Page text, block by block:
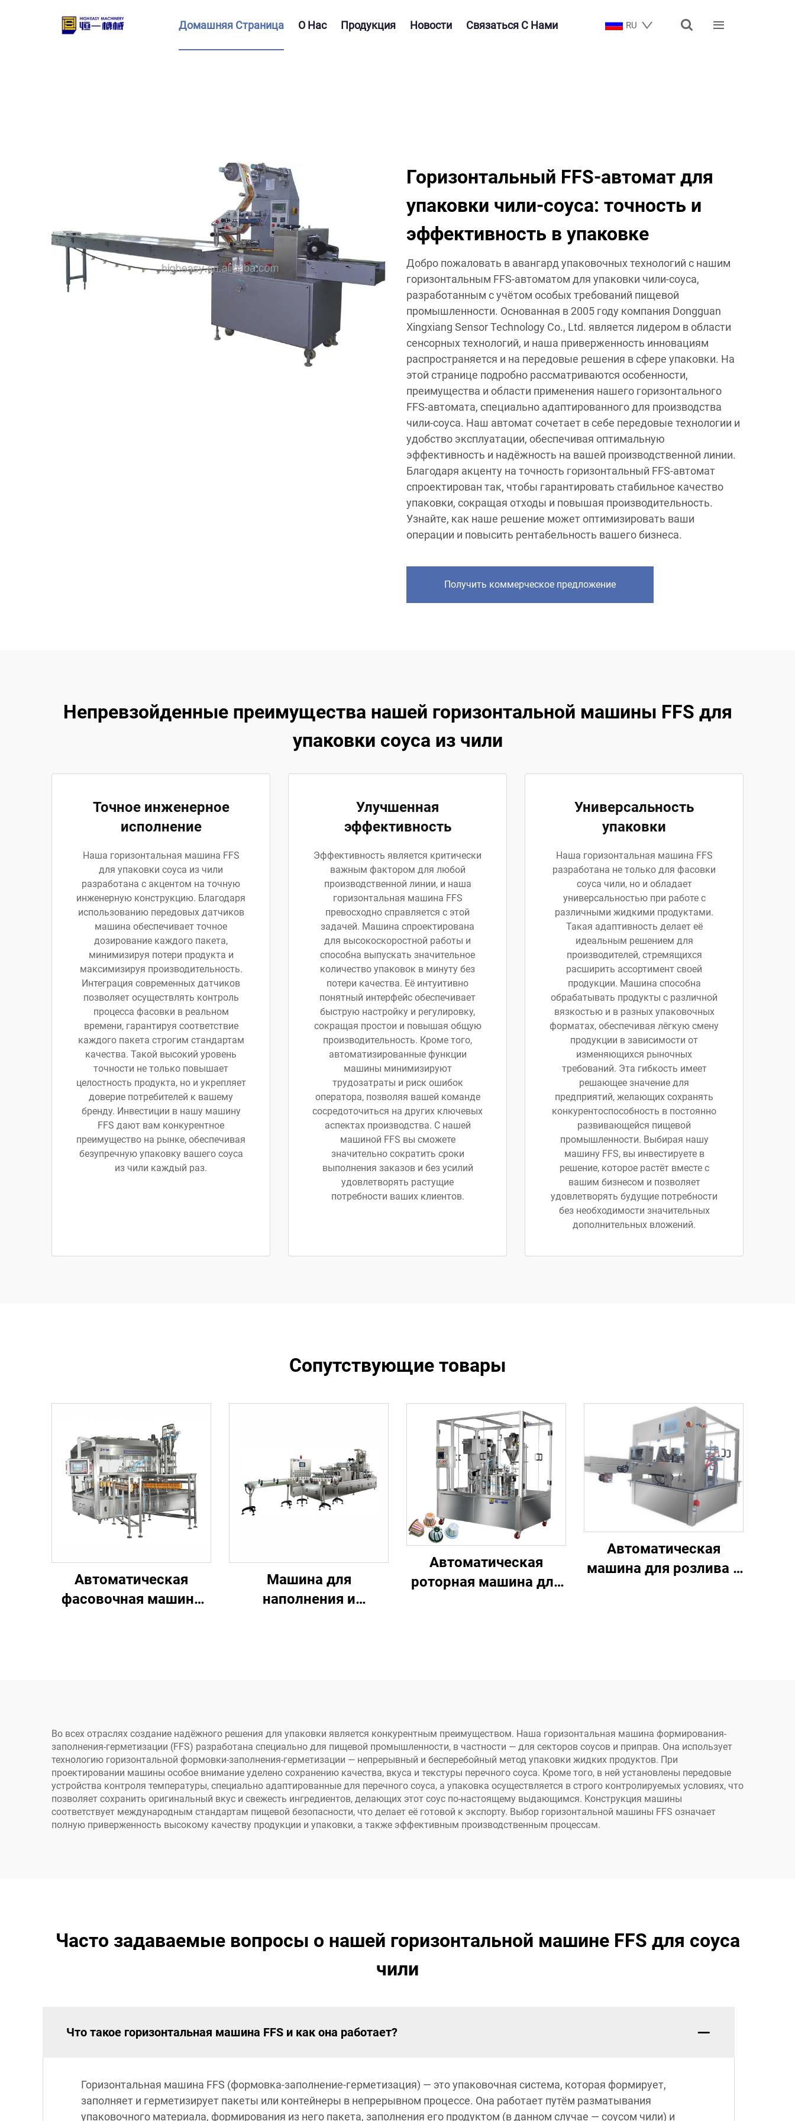
Домашняя Страница О Нас Продукция Новости Связаться С Нами RU  
Горизонтальный FFS-автомат для
упаковки чили-соуса: точность и
эффективность в упаковке
Добро пожаловать в авангард упаковочных технологий с нашим
горизонтальным FFS-автоматом для упаковки чили-соуса,
разработанным с учётом особых требований пищевой
промышленности. Основанная в 2005 году компания Dongguan
Xingxiang Sensor Technology Co., Ltd. является лидером в области
сенсорных технологий, и наша приверженность инновациям
распространяется и на передовые решения в сфере упаковки. На
этой странице подробно рассматриваются особенности,
преимущества и области применения нашего горизонтального
FFS-автомата, специально адаптированного для производства
чили-соуса. Наш автомат сочетает в себе передовые технологии и
удобство эксплуатации, обеспечивая оптимальную
эффективность и надёжность на вашей производственной линии.
Благодаря акценту на точность горизонтальный FFS-автомат
спроектирован так, чтобы гарантировать стабильное качество
упаковки, сокращая отходы и повышая производительность.
Узнайте, как наше решение может оптимизировать ваши
операции и повысить рентабельность вашего бизнеса.
Получить коммерческое предложение
Непревзойденные преимущества нашей горизонтальной машины FFS для
упаковки соуса из чили
Точное инженерное
исполнение
Наша горизонтальная машина FFS
для упаковки соуса из чили
разработана с акцентом на точную
инженерную конструкцию. Благодаря
использованию передовых датчиков
машина обеспечивает точное
дозирование каждого пакета,
минимизируя потери продукта и
максимизируя производительность.
Интеграция современных датчиков
позволяет осуществлять контроль
процесса фасовки в реальном
времени, гарантируя соответствие
каждого пакета строгим стандартам
качества. Такой высокий уровень
точности не только повышает
целостность продукта, но и укрепляет
доверие потребителей к вашему
бренду. Инвестиции в нашу машину
FFS дают вам конкурентное
преимущество на рынке, обеспечивая
безупречную упаковку вашего соуса
из чили каждый раз.
Улучшенная
эффективность
Эффективность является критически
важным фактором для любой
производственной линии, и наша
горизонтальная машина FFS
превосходно справляется с этой
задачей. Машина спроектирована
для высокоскоростной работы и
способна выпускать значительное
количество упаковок в минуту без
потери качества. Её интуитивно
понятный интерфейс обеспечивает
быструю настройку и регулировку,
сокращая простои и повышая общую
производительность. Кроме того,
автоматизированные функции
машины минимизируют
трудозатраты и риск ошибок
оператора, позволяя вашей команде
сосредоточиться на других ключевых
аспектах производства. С нашей
машиной FFS вы сможете
значительно сократить сроки
выполнения заказов и без усилий
удовлетворять растущие
потребности ваших клиентов.
Универсальность
упаковки
Наша горизонтальная машина FFS
разработана не только для фасовки
соуса чили, но и обладает
универсальностью при работе с
различными жидкими продуктами.
Такая адаптивность делает её
идеальным решением для
производителей, стремящихся
расширить ассортимент своей
продукции. Машина способна
обрабатывать продукты с различной
вязкостью и в разных упаковочных
форматах, обеспечивая лёгкую смену
продукции в зависимости от
изменяющихся рыночных
требований. Эта гибкость имеет
решающее значение для
предприятий, желающих сохранять
конкурентоспособность в постоянно
развивающейся пищевой
промышленности. Выбирая нашу
машину FFS, вы инвестируете в
решение, которое растёт вместе с
вашим бизнесом и позволяет
удовлетворять будущие потребности
без необходимости значительных
дополнительных вложений.
Сопутствующие товары
Автоматическая
фасовочная машина
пакете с носиком
Машина для
наполнения и
Автоматическая
роторная машина для
Автоматическая
машина для розлива и
Во всех отраслях создание надёжного решения для упаковки является конкурентным преимуществом. Наша горизонтальная машина формирования-
заполнения-герметизации (FFS) разработана специально для пищевой промышленности, в частности — для секторов соусов и приправ. Она использует
технологию горизонтальной формовки-заполнения-герметизации — непрерывный и бесперебойный метод упаковки жидких продуктов. При
проектировании машины особое внимание уделено сохранению качества, вкуса и текстуры перечного соуса. Кроме того, в ней установлены передовые
устройства контроля температуры, специально адаптированные для перечного соуса, а упаковка осуществляется в строго контролируемых условиях, что
позволяет сохранить оригинальный вкус и свежесть ингредиентов, делающих этот соус по-настоящему выдающимся. Конструкция машины
соответствует международным стандартам пищевой безопасности, что делает её готовой к экспорту. Выбор горизонтальной машины FFS означает
полную приверженность высокому качеству продукции и упаковки, а также эффективным производственным процессам.
Часто задаваемые вопросы о нашей горизонтальной машине FFS для соуса
чили
Что такое горизонтальная машина FFS и как она работает?
Горизонтальная машина FFS (формовка-заполнение-герметизация) — это упаковочная система, которая формирует,
заполняет и герметизирует пакеты или контейнеры в непрерывном процессе. Она работает путём разматывания
упаковочного материала, формирования из него пакета, заполнения его продуктом (в данном случае — соусом чили) и